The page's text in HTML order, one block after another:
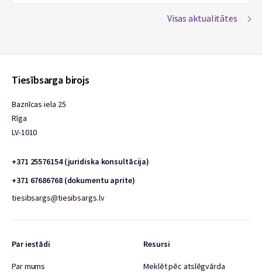
Visas aktualitātes
Tiesībsarga birojs
Baznīcas iela 25
Rīga
LV-1010
+371 25576154 (juridiska konsultācija)
+371 67686768 (dokumentu aprite)
tiesibsargs@tiesibsargs.lv
Par iestādi
Par mums
Resursi
Meklēt pēc atslēgvārda